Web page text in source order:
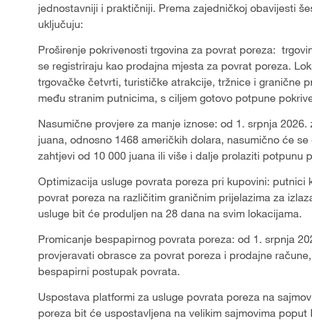
jednostavniji i praktičniji. Prema zajedničkoj obavijesti
uključuju:
Proširenje pokrivenosti trgovina za povrat poreza:
se registriraju kao prodajna mjesta za povrat poreza.
trgovačke četvrti, turističke atrakcije, tržnice i granične
među stranim putnicima, s ciljem gotovo potpune
Nasumične provjere za manje iznose: od 1. srpnja
juana, odnosno 1468 američkih dolara, nasumično će
zahtjevi od 10 000 juana ili više i dalje prolaziti potpunu
Optimizacija usluge povrata poreza pri kupovini: putnici
povrat poreza na različitim graničnim prijelazima za
usluge bit će produljen na 28 dana na svim lokacijama.
Promicanje bespapirnog povrata poreza: od 1. srpnja
provjeravati obrasce za povrat poreza i prodajne
bespapirni postupak povrata.
Uspostava platformi za usluge povrata poreza na
poreza bit će uspostavljena na velikim sajmovima